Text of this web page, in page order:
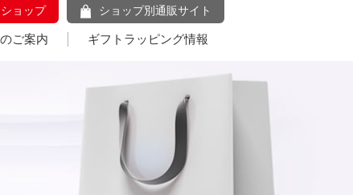
ョップ ショップ別通販サイト
ご案内 ギフトラッピング情報